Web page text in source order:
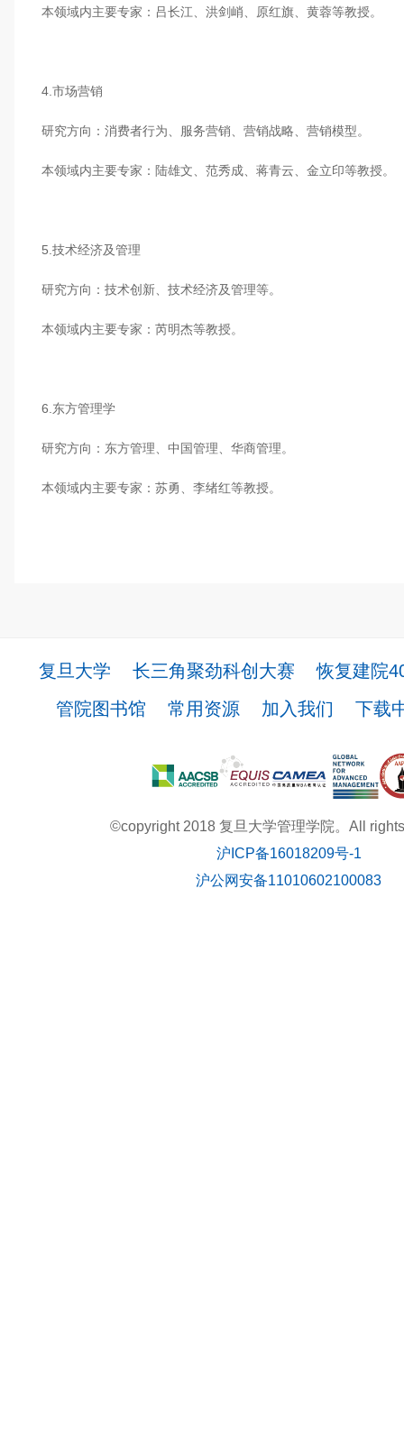
本领域内主要专家：吕长江、洪剑峭、原红旗、黄蓉等教授。
4.市场营销
研究方向：消费者行为、服务营销、营销战略、营销模型。
本领域内主要专家：陆雄文、范秀成、蒋青云、金立印等教授。
5.技术经济及管理
研究方向：技术创新、技术经济及管理等。
本领域内主要专家：芮明杰等教授。
6.东方管理学
研究方向：东方管理、中国管理、华商管理。
本领域内主要专家：苏勇、李绪红等教授。
复旦大学 长三角聚劲科创大赛
恢复建院
管院图书馆
常用资源 加入我们 下载
©copyright 2018 复旦大学管理学院。All
沪ICP备16018209号-1
沪公网安备11010602100083